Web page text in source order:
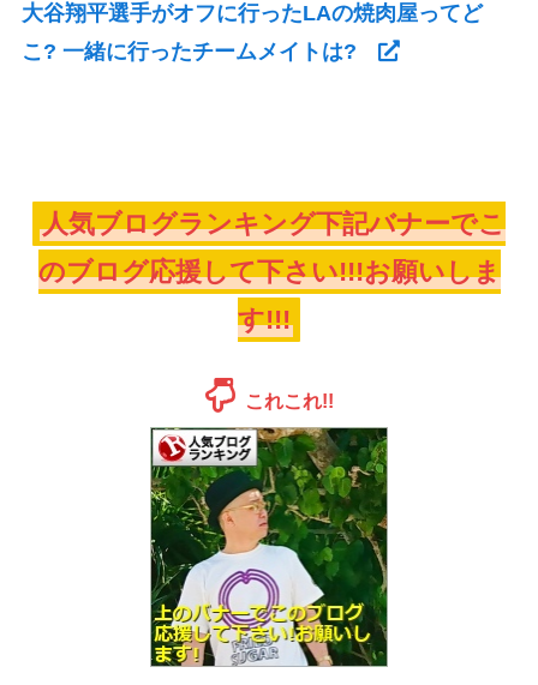
大谷翔平選手がオフに行ったLAの焼肉屋ってど
こ? 一緒に行ったチームメイトは?
人気ブログランキング下記バナーでこ
のブログ応援して下さい!!!お願いしま
す!!!
これこれ!!